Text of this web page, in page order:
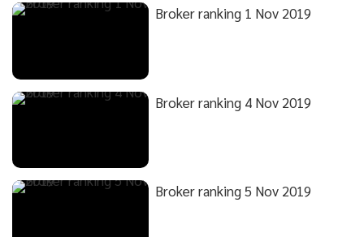
Broker ranking 1 Nov 2019
Broker ranking 4 Nov 2019
Broker ranking 5 Nov 2019